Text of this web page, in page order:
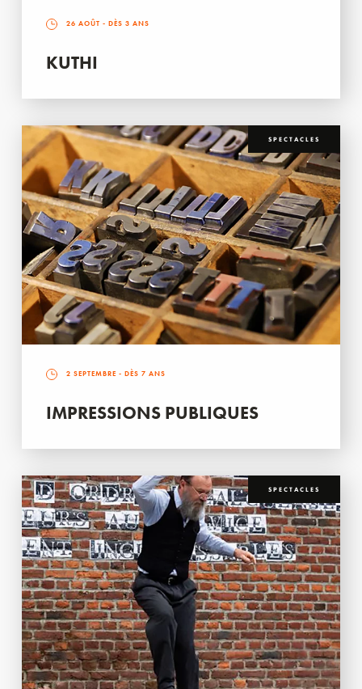
26 AOÛT - DÈS 3 ANS
KUTHI
SPECTACLES
2 SEPTEMBRE - DÈS 7 ANS
IMPRESSIONS PUBLIQUES
SPECTACLES